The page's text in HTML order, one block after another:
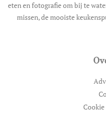
eten en fotografie om bij te
missen, de mooiste